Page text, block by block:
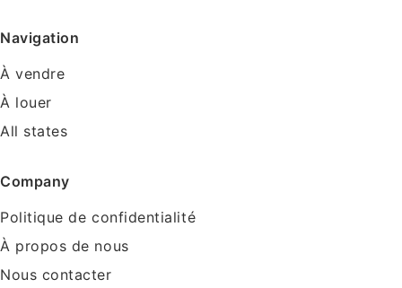
Navigation
À vendre
À louer
All states
Company
Politique de confidentialité
À propos de nous
Nous contacter